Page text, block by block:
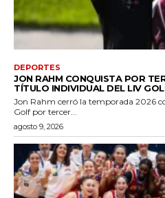
DEPORTES
JON RAHM CONQUISTA POR
TÍTULO INDIVIDUAL DEL LIV
Jon Rahm cerró la temporada 2026
Golf por tercer...
agosto 9, 2026